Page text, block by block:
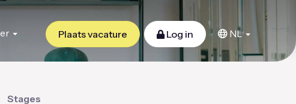
Plaats vacature Log in NL
Stages